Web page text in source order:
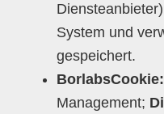
System und
gespeichert.
BorlabsCookie:
Management;